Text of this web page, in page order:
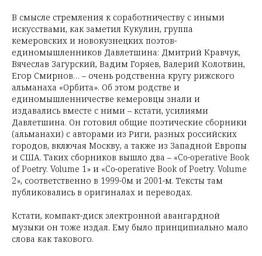
В смысле стремления к соработничеству с иными
искусствами, как заметил Кукулин, группа
кемеровских и новокузнецких поэтов-
единомышленников Давлетшина: Дмитрий Кравчук,
Вячеслав Загурский, Вадим Горяев, Валерий Колотвин,
Егор Смирнов… – очень родственна кругу рижского
альманаха «Орбита». Об этом родстве и
единомышленничестве кемеровцы знали и
издавались вместе с ними – кстати, усилиями
Давлетшина. Он готовил общие поэтические сборники
(альманахи) с авторами из Риги, разных российских
городов, включая Москву, а также из Западной Европы
и США. Таких сборников вышло два – «Co-operative Book
of Poetry. Volume 1» и «Co-operative Book of Poetry. Volume
2», соответственно в 1999-0м и 2001-м. Тексты там
публиковались в оригиналах и переводах.
Кстати, компакт-диск электронной авангардной
музыки он тоже издал. Ему было принципиально мало
слова как такового.